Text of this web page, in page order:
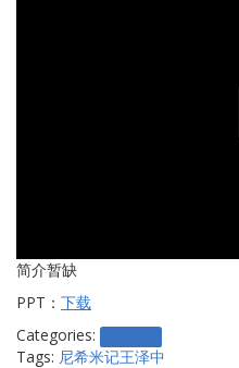
简介暂缺
PPT： 下载
Categories:
Tags: 尼希米记王泽中